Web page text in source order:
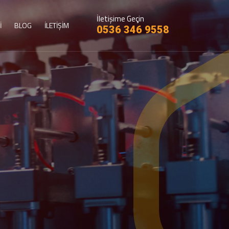
BLOG İLETİŞİM
İletişime Geçin
0536 346 9558